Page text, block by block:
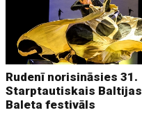
Rudenī norisināsies 31.
Starptautiskais Baltijas
Baleta festivāls